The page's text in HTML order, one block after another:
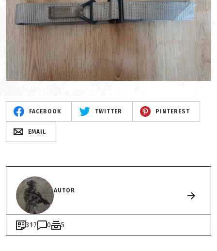
FACEBOOK TWITTER PINTEREST
EMAIL
AUTOR
317 0 5